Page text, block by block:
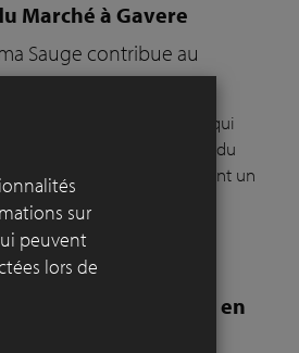
Marché à Gavere
Sauge contribue au
grise, entièrement revêtue, qui
état, et les piétons avaient du
: c’est à présent un
et au mouvement.
avec les pavés en
sur
peuvent
lors de